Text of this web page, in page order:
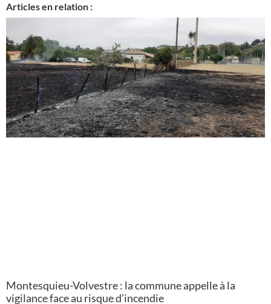
Articles en relation :
Montesquieu-Volvestre : la commune appelle à la
vigilance face au risque d’incendie